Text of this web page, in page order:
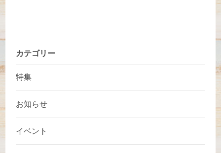
カテゴリー
特集
お知らせ
イベント